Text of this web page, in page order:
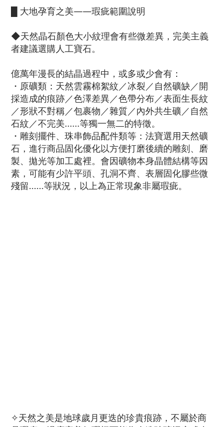
█ 大地孕育之美——瑕疵範圍說明
◆天然晶石顏色大小紋理會有些微差異，完美主義
者建議選購人工寶石。
億萬年漫長的結晶過程中，或多或少會有：
・ 原礦類：天然雲霧棉絮紋／冰裂／自然礦缺／開
採造成的痕跡／色澤差異／色帶分布／表面生長紋
／形狀不對稱／包裹物／雜質／內外共生礦／自然
石紋／不完美......等獨一無二的特徵。
・ 雕刻擺件、珠串飾品配件類等：法寶選用天然礦
石，進行商品固化優化以方便打磨後續的雕刻、磨
製、拋光等加工處裡。會因礦物本身晶體結構等因
素，可能有少許平頭、孔洞不齊、表層固化膠些微
殘留......等狀況，以上為正常現象非屬瑕疵。
✧天然之美是地球歲月更迭的珍貴痕跡，不屬於商